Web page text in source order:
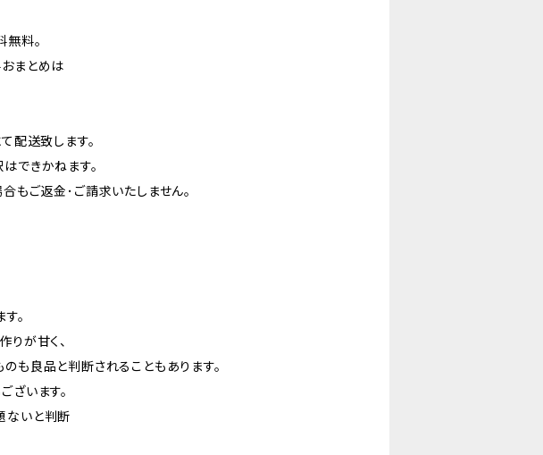
料。
まとめは
配送致します。
できかねます。
もご返金･ご請求いたしません。
。
りが甘く、
も良品と判断されることもあります。
ざいます。
ないと判断